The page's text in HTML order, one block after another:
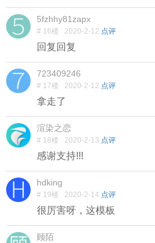
5fzhhy81zapx
# 16楼 2020-2-12 点评
回复回复
723409246
# 17楼 2020-2-12 点评
拿走了
渲染之恋
# 18楼 2020-2-13 点评
感谢支持!!!
hdking
# 19楼 2020-2-14 点评
很厉害呀，这模板
顾陌